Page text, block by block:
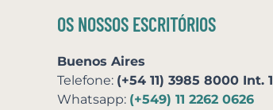
OS NOSSOS ESCRITÓRIOS
Buenos Aires
Telefone: (+54 11) 3985 8000 Int. 1
Whatsapp: (+549) 11 2262 0626